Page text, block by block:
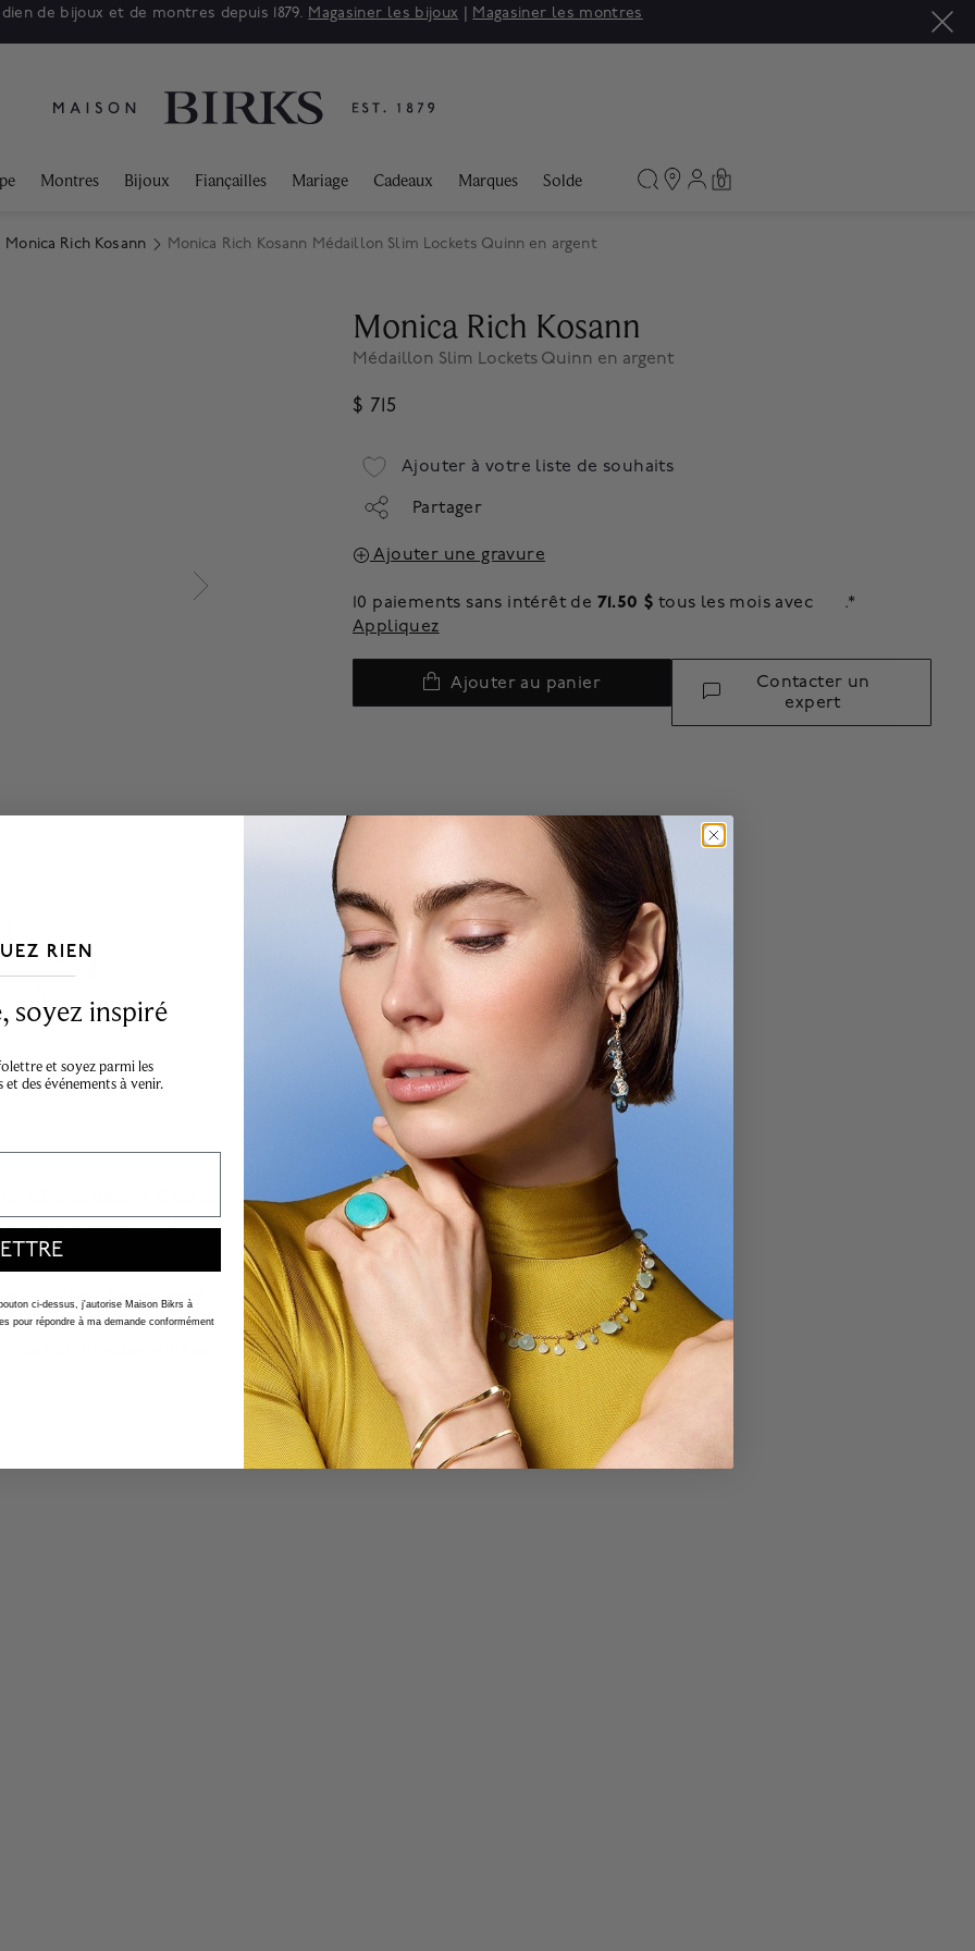
de bijoux et de montres depuis 1879. Magasiner les bijoux | Magasiner les montres
Montres Bijoux Fiançailles Mariage Cadeaux Marques Solde 0
Rich Kosann Monica Rich Kosann Médaillon Slim Lockets Quinn en argent
subtil et discret. C'est le
Personnalisez votre
aider à les raconter.
protège l'argent
nombreuses années.
Monica Rich Kosann
Médaillon Slim Lockets Quinn en argent
$ 715
Ajouter à votre liste de souhaits
Partager
Ajouter une gravure
10 paiements sans intérêt de 71.50 $ tous les mois avec
.*
Appliquez
Ajouter au panier
Contacter un
expert
RIEN
soyez inspiré
et soyez parmi les
des événements à venir.
ci-dessus, j'autorise Maison Bikrs à
pour répondre à ma demande conformément